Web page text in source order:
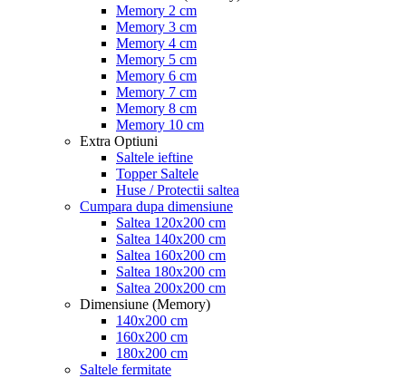
Memory 2 cm
Memory 3 cm
Memory 4 cm
Memory 5 cm
Memory 6 cm
Memory 7 cm
Memory 8 cm
Memory 10 cm
Extra Optiuni
Saltele ieftine
Topper Saltele
Huse / Protectii saltea
Cumpara dupa dimensiune
Saltea 120x200 cm
Saltea 140x200 cm
Saltea 160x200 cm
Saltea 180x200 cm
Saltea 200x200 cm
Dimensiune (Memory)
140x200 cm
160x200 cm
180x200 cm
Saltele fermitate